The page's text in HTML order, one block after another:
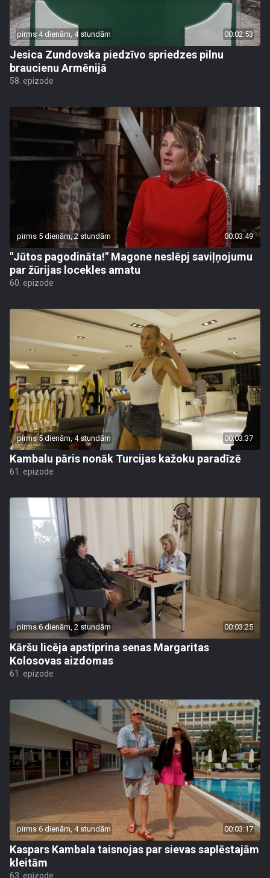
pirms 4 dienām, 4 stundām 00:02:53
Jesica Zundovska piedzīvo spriedzes pilnu
braucienu Armēnijā
58. epizode
pirms 5 dienām, 2 stundām 00:03:49
"Jūtos pagodināta!" Magone neslēpj saviļņojumu
par žūrijas locekles amatu
60. epizode
pirms 5 dienām, 4 stundām 00:03:37
Kambalu pāris nonāk Turcijas kažoku paradīzē
61. epizode
pirms 6 dienām, 2 stundām 00:03:25
Kāršu licēja apstiprina senas Margaritas
Kolosovas aizdomas
61. epizode
pirms 6 dienām, 4 stundām 00:03:17
Kaspars Kambala taisnojas par sievas saplēstajām
kleitām
63. epizode